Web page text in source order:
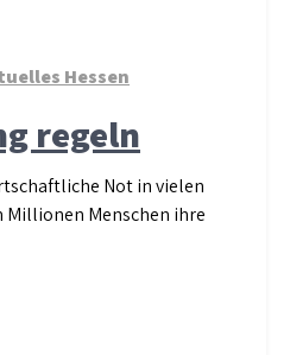
Hessen
regeln
Not in vielen
Millionen Menschen ihre